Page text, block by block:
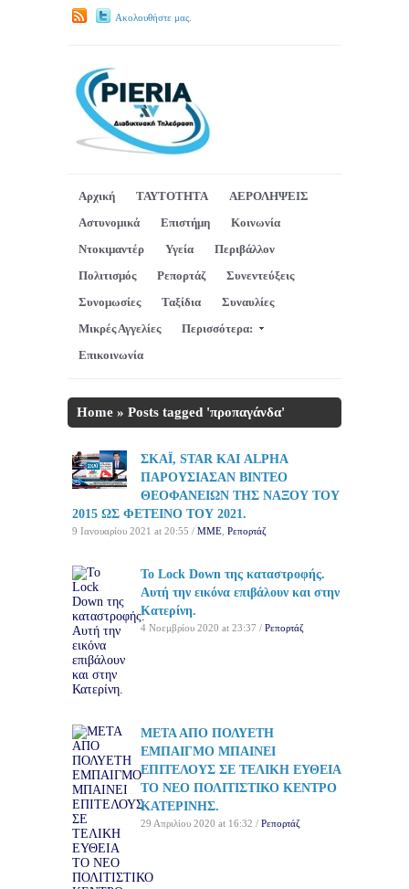
Ακολουθήστε μας.
Αρχική ΤΑΥΤΟΤΗΤΑ
ΑΕΡΟΛΗΨΕΙΣ
Αστυνομικά
Επιστήμη
Κοινωνία
Ντοκιμαντέρ
Υγεία
Περιβάλλον
Πολιτισμός
Ρεπορτάζ
Συνεντεύξεις
Συνομωσίες
Ταξίδια
Συναυλίες
Μικρές Αγγελίες
Περισσότερα:
Επικοινωνία
Home » Posts tagged 'προπαγάνδα'
ΣΚΑΪ, STAR ΚΑΙ ALPHA
ΠΑΡΟΥΣΙΑΣΑΝ ΒΙΝΤΕΟ
ΘΕΟΦΑΝΕΙΩΝ ΤΗΣ ΝΑΞΟΥ ΤΟΥ
2015 ΩΣ ΦΕΤΕΙΝΟ ΤΟΥ 2021.
9 Ιανουαρίου 2021 at 20:55 / ΜΜΕ Ρεπορτάζ
Το Lock Down της καταστροφής.
Αυτή την εικόνα επιβάλουν και στην
Κατερίνη.
4 Νοεμβρίου 2020 at 23:37 / Ρεπορτάζ
ΜΕΤΑ ΑΠΟ ΠΟΛΥΕΤΗ
ΕΜΠΑΙΓΜΟ ΜΠΑΙΝΕΙ
ΕΠΙΤΕΛΟΥΣ ΣΕ ΤΕΛΙΚΗ ΕΥΘΕΙΑ
ΤΟ ΝΕΟ ΠΟΛΙΤΙΣΤΙΚΟ ΚΕΝΤΡΟ
ΚΑΤΕΡΙΝΗΣ.
29 Απριλίου 2020 at 16:32 / Ρεπορτάζ